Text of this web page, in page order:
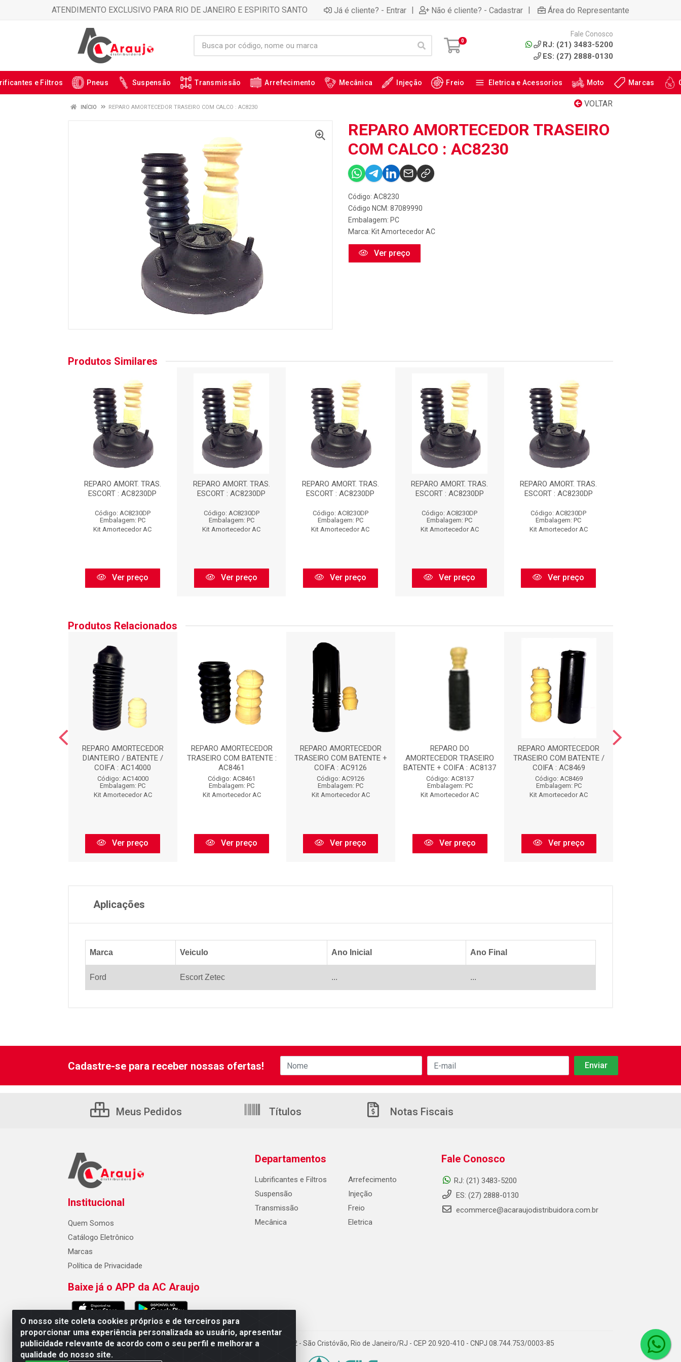
ATENDIMENTO EXCLUSIVO PARA RIO DE JANEIRO E ESPIRITO SANTO Já é cliente? - Entrar | Não é cliente? - Cadastrar | Área do Representante
0
Fale Conosco
RJ: (21) 3483-5200
ES: (27) 2888-0130
e Filtros Pneus Suspensão Transmissão Arrefecimento Mecânica Injeção Freio Eletrica e Acessorios Moto Marcas
VOLTAR
INÍCIO REPARO AMORTECEDOR TRASEIRO COM CALCO : AC8230
REPARO AMORTECEDOR TRASEIRO
COM CALCO : AC8230
Código: AC8230
Código NCM: 87089990
Embalagem: PC
Marca: Kit Amortecedor AC
Ver preço
Produtos Similares
REPARO AMORT. TRAS.
ESCORT : AC8230DP
Código: AC8230DP
Embalagem: PC
Kit Amortecedor AC
Ver preço
REPARO AMORT. TRAS.
ESCORT : AC8230DP
Código: AC8230DP
Embalagem: PC
Kit Amortecedor AC
Ver preço
REPARO AMORT. TRAS.
ESCORT : AC8230DP
Código: AC8230DP
Embalagem: PC
Kit Amortecedor AC
Ver preço
REPARO AMORT. TRAS.
ESCORT : AC8230DP
Código: AC8230DP
Embalagem: PC
Kit Amortecedor AC
Ver preço
REPARO AMORT. TRAS.
ESCORT : AC8230DP
Código: AC8230DP
Embalagem: PC
Kit Amortecedor AC
Ver preço
Produtos Relacionados
REPARO AMORTECEDOR
DIANTEIRO / BATENTE /
COIFA : AC14000
Código: AC14000
Embalagem: PC
Kit Amortecedor AC
Ver preço
REPARO AMORTECEDOR
TRASEIRO COM BATENTE :
AC8461
Código: AC8461
Embalagem: PC
Kit Amortecedor AC
Ver preço
REPARO AMORTECEDOR
TRASEIRO COM BATENTE +
COIFA : AC9126
Código: AC9126
Embalagem: PC
Kit Amortecedor AC
Ver preço
REPARO DO
AMORTECEDOR TRASEIRO
BATENTE + COIFA : AC8137
Código: AC8137
Embalagem: PC
Kit Amortecedor AC
Ver preço
REPARO AMORTECEDOR
TRASEIRO COM BATENTE /
COIFA : AC8469
Código: AC8469
Embalagem: PC
Kit Amortecedor AC
Ver preço
Aplicações
Marca Veiculo Ano Inicial Ano Final
Ford Escort Zetec ... ...
O nosso site coleta cookies próprios e de terceiros para
proporcionar uma experiência personalizada ao usuário, apresentar
publicidade relevante de acordo com o seu perfil e melhorar a
qualidade do nosso site.
Cadastre-se para receber nossas ofertas!
Meus Pedidos Títulos Notas Fiscais
Institucional
Quem Somos
Catálogo Eletrônico
Marcas
Política de Privacidade
Baixe já o APP da AC Araujo
Departamentos
Lubrificantes e Filtros
Suspensão
Transmissão
Mecânica
Arrefecimento
Injeção
Freio
Eletrica
Fale Conosco
RJ: (21) 3483-5200
ES: (27) 2888-0130
ecommerce@acaraujodistribuidora.com.br
AC Araujo Distribuidora - Rua Carneiro de Campos, 42 - São Cristóvão, Rio de Janeiro/RJ - CEP 20.920-410 - CNPJ 08.744.753/0003-85